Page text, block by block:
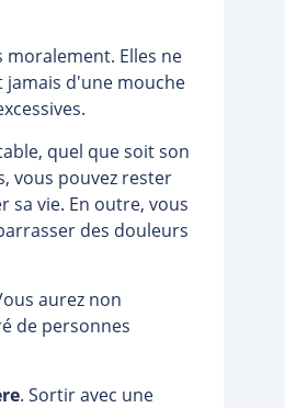
Elles ne
jamais d'une mouche
quel que soit son
vous pouvez rester
vie. En outre, vous
des douleurs
aurez non
de personnes
. Sortir avec une